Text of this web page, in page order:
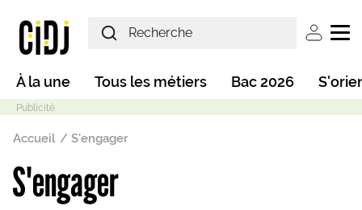
User
Main navigation
À la une Tous les métiers Bac 2026
Fil d'Ariane
Accueil S'engager
S'engager